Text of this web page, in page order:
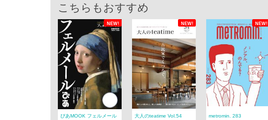
こちらもおすすめ
NEW! NEW! NEW!
ぴあMOOK フェルメール 大人のteatime Vol.54 metromin. 283